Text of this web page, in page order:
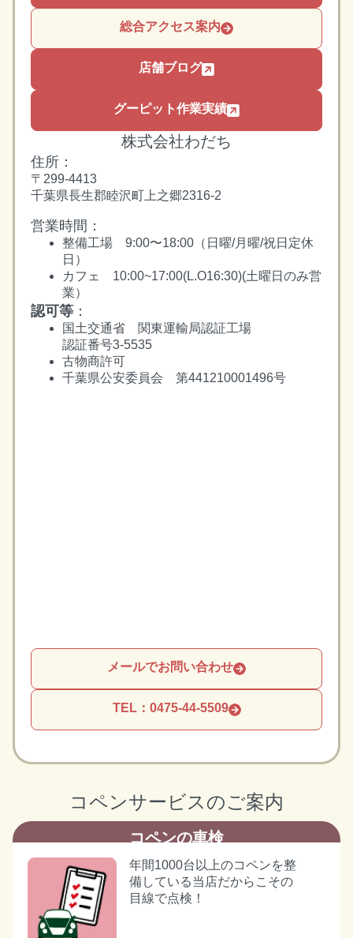
総合アクセス案内
店舗ブログ
グーピット作業実績
株式会社わだち
住所：
〒299-4413
千葉県長生郡睦沢町上之郷2316-2
営業時間：
整備工場 9:00〜18:00（日曜/月曜/祝日定休
日）
カフェ 10:00~17:00(L.O16:30)(土曜日のみ営
業）
認可等 ：
国土交通省 関東運輸局認証工場
認証番号3-5535
古物商許可
千葉県公安委員会 第441210001496号
メールでお問い合わせ
TEL：0475-44-5509
コペンサービスのご案内
コペンの車検
年間1000台以上のコペンを整
備している当店だからこその
目線で点検！